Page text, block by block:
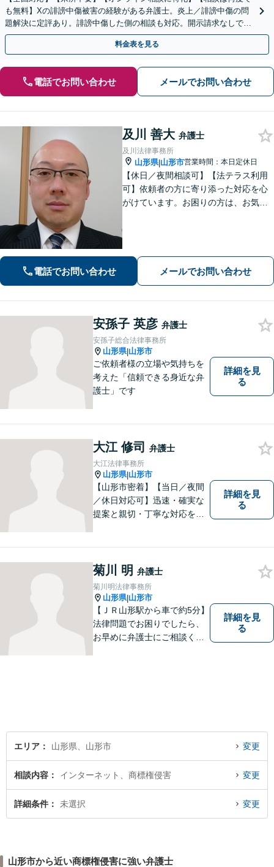
も無料】Xの誹謗中傷被害の経験がある弁護士。炎上／誹謗中傷の問
題解決に定評あり。誹謗中傷した側の相談も対応。開示請求なしで本
人の特定ができる場合もあり。
料金表を見る
電話でお問い合わせ メールでお問い合わせ
及川 善大 弁護士
及川法律事務所
山形県|山形市営業時間：本日定休日
【休日／夜間相談可】【法テラス利用
可】依頼者の方に寄り添った対応を心
がけています。お困りの方は、お気軽
電話でお問い合わせ メールでお問い合わせ
安孫子 英彦 弁護士
安孫子総合法律事務所
山形県|山形市
ご依頼者様の立場や気持ちを
考えた「信頼できる身近な弁
護士」です
詳細を見
る
大江 修司 弁護士
大江法律事務所
山形県|山形市
【山形市密着】【当日／夜間
／休日対応可】迅速・確実な
提案と親切・丁寧な対応をい
可】不安や問題について法的
リスクを説明し、見通しを立
て、より良い解決に導くお手
伝いをいたします。
詳細を見
る
菊川 明 弁護士
菊川明法律事務所
山形県|山形市
【ＪＲ山形駅から車で約5分】
法律問題でお困りでしたら、
お早めに弁護士にご相談くだ
詳細を見
る
エリア 山形県、山形市 変更
相談内容 インターネット、商標権侵害 変更
詳細条件 未選択 変更
山形市から近い商標権侵害に強い弁護士